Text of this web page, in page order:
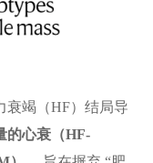
衰竭（HF）结局导
的心衰（HF-